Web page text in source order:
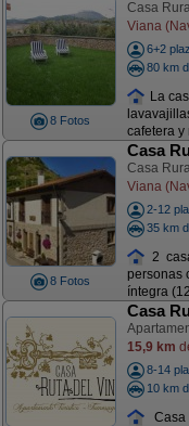
8 Fotos
Casa
Viana
6+2
80 km
La
cafetera y
8 Fotos
Casa
Casa
Viana
2-12
35 km
2
personas
íntegra
Casa
15,9 km
8-14
10 km